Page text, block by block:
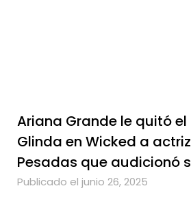
Ariana Grande le quitó
Glinda en Wicked a
Pesadas que audicionó
Publicado el junio 26, 2025